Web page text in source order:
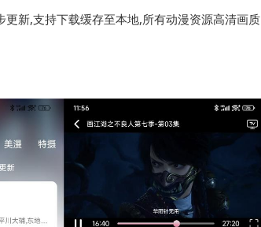
新,支持下载缓存至本地,所有动漫资源高清画质